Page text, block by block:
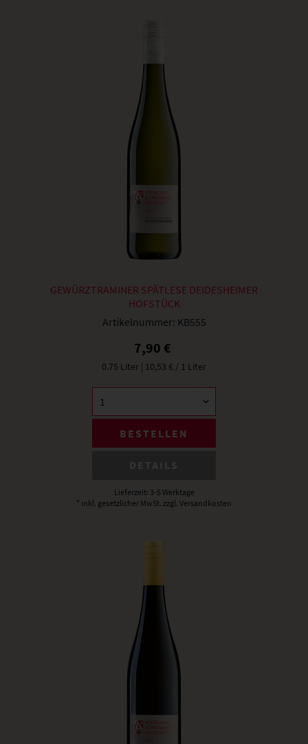
GEWÜRZTRAMINER SPÄTLESE DEIDESHEIMER
HOFSTÜCK
Artikelnummer: KB555
7,90 €
0.75 Liter | 10,53 € / 1 Liter
BESTELLEN
Lieferzeit: 3-5 Werktage
* inkl. gesetzlicher MwSt. zzgl. Versandkosten